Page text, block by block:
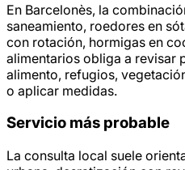
En Barcelonès, la
saneamiento, roedores en
con rotación, hormigas en
alimentarios obliga a revisar
alimento, refugios,
o aplicar medidas.
Servicio más probable
La consulta local suele